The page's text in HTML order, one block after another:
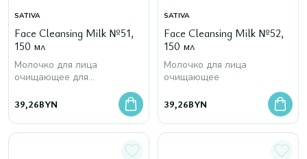
SATIVA
Face Cleansing Milk №51,
150 мл
Молочко для лица
очищающее для
39,26BYN
SATIVA
Face Cleansing Milk №52,
150 мл
Молочко для лица
очищающее
39,26BYN